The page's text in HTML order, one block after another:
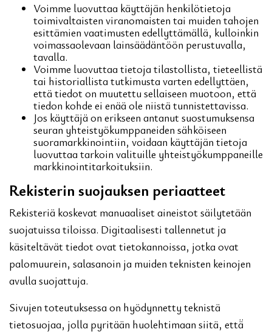
Voimme luovuttaa käyttäjän henkilötietoja
toimivaltaisten viranomaisten tai muiden tahojen
esittämien vaatimusten edellyttämällä, kulloinkin
voimassaolevaan lainsäädäntöön perustuvalla,
tavalla.
Voimme luovuttaa tietoja tilastollista, tieteellistä
tai historiallista tutkimusta varten edellyttäen,
että tiedot on muutettu sellaiseen muotoon, että
tiedon kohde ei enää ole niistä tunnistettavissa.
Jos käyttäjä on erikseen antanut suostumuksensa
seuran yhteistyökumppaneiden sähköiseen
suoramarkkinointiin, voidaan käyttäjän tietoja
luovuttaa tarkoin valituille yhteistyökumppaneille
markkinointitarkoituksiin.
Rekisterin suojauksen periaatteet
Rekisteriä koskevat manuaaliset aineistot säilytetään
suojatuissa tiloissa. Digitaalisesti tallennetut ja
käsiteltävät tiedot ovat tietokannoissa, jotka ovat
palomuurein, salasanoin ja muiden teknisten keinojen
avulla suojattuja.
Sivujen toteutuksessa on hyödynnetty teknistä
tietosuojaa, jolla pyritään huolehtimaan siitä, että̈